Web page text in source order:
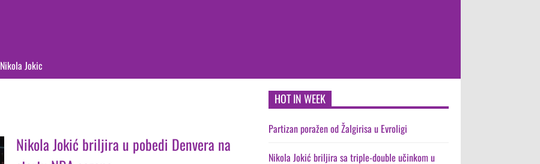
Nikola Jokic
Nikola Jokić briljira u pobedi Denvera na
HOT IN WEEK
Partizan poražen od Žalgirisa u Evroligi
Nikola Jokić briljira sa triple-double učinkom u